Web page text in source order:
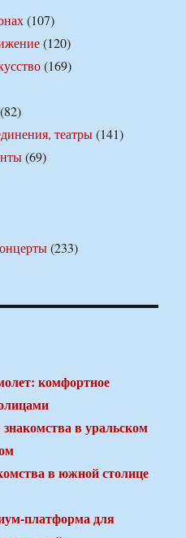
(107)
(120)
(169)
(82)
театры(141)
(69)
(233)
комфортное
в уральском
в южной столице
платформа для